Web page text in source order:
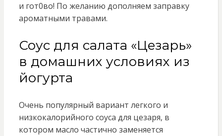
и гот0во! По желанию дополняем заправку
ароматными травами.
Соус для салата «Цезарь»
в домашних условиях из
йогурта
Очень популярный вариант легкого и
низкокалорийного соуса для цезаря, в
котором масло частично заменяется